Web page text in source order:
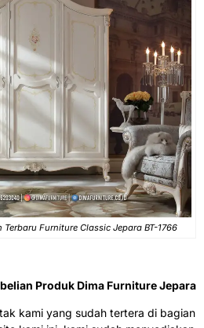
Terbaru Furniture Classic Jepara BT-1766
Produk Dima Furniture Jepara
kami yang sudah tertera di bagian